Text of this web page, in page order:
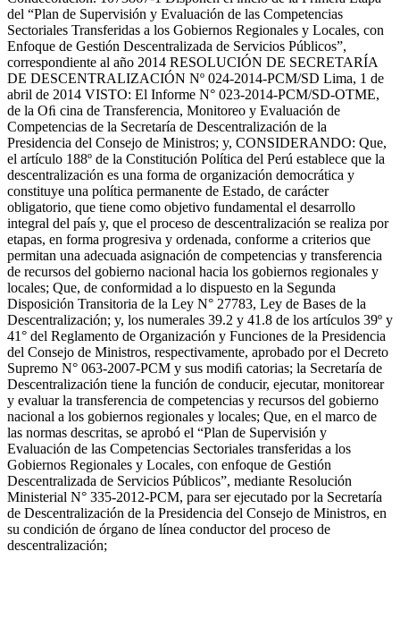
del “Plan de Supervisión y Evaluación de las Competencias
Sectoriales Transferidas a los Gobiernos Regionales y Locales, con
Enfoque de Gestión Descentralizada de Servicios Públicos”,
correspondiente al año 2014 RESOLUCIÓN DE SECRETARÍA
DE DESCENTRALIZACIÓN Nº 024-2014-PCM/SD Lima, 1 de
abril de 2014 VISTO: El Informe N° 023-2014-PCM/SD-OTME,
de la Oﬁ cina de Transferencia, Monitoreo y Evaluación de
Competencias de la Secretaría de Descentralización de la
Presidencia del Consejo de Ministros; y, CONSIDERANDO: Que,
el artículo 188º de la Constitución Política del Perú establece que la
descentralización es una forma de organización democrática y
constituye una política permanente de Estado, de carácter
obligatorio, que tiene como objetivo fundamental el desarrollo
integral del país y, que el proceso de descentralización se realiza por
etapas, en forma progresiva y ordenada, conforme a criterios que
permitan una adecuada asignación de competencias y transferencia
de recursos del gobierno nacional hacia los gobiernos regionales y
locales; Que, de conformidad a lo dispuesto en la Segunda
Disposición Transitoria de la Ley N° 27783, Ley de Bases de la
Descentralización; y, los numerales 39.2 y 41.8 de los artículos 39º y
41° del Reglamento de Organización y Funciones de la Presidencia
del Consejo de Ministros, respectivamente, aprobado por el Decreto
Supremo N° 063-2007-PCM y sus modiﬁ catorias; la Secretaría de
Descentralización tiene la función de conducir, ejecutar, monitorear
y evaluar la transferencia de competencias y recursos del gobierno
nacional a los gobiernos regionales y locales; Que, en el marco de
las normas descritas, se aprobó el “Plan de Supervisión y
Evaluación de las Competencias Sectoriales transferidas a los
Gobiernos Regionales y Locales, con enfoque de Gestión
Descentralizada de Servicios Públicos”, mediante Resolución
Ministerial N° 335-2012-PCM, para ser ejecutado por la Secretaría
de Descentralización de la Presidencia del Consejo de Ministros, en
su condición de órgano de línea conductor del proceso de
descentralización;